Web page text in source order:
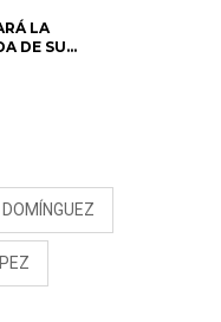
LA
DE SU